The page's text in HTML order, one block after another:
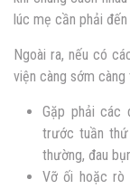
lúc mẹ cần phải đến
Ngoài ra, nếu có
viện càng sớm càng
Gặp phải các
trước tuần
thường, đau
Vỡ ối hoặc rò